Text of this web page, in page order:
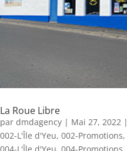
La Roue Libre
par dmdagency | Mai 27, 2022 |
002-L'Île d'Yeu, 002-Promotions,